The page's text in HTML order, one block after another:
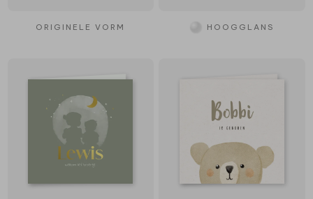
ORIGINELE VORM HOOGGLANS